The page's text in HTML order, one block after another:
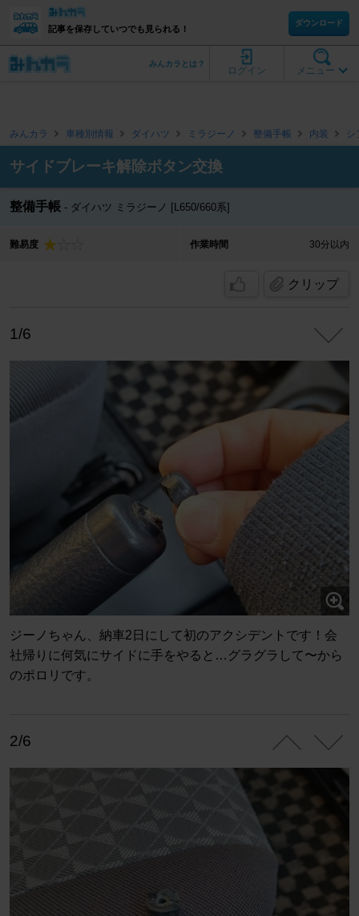
記事を保存していつでも見られる！
ダウンロード
メニュー
ログイン
みんカラとは？
みんカラ 車種別情報 ダイハツ ミラジーノ 整備手帳 内装 シ
サイドブレーキ解除ボタン交換
整備手帳 ダイハツ ミラジーノ [L650/660系]
難易度 作業時間 30分以内
クリップ
1/6
ジーノちゃん、納車2日にして初のアクシデントです！会
社帰りに何気にサイドに手をやると…グラグラして〜から
のポロリです。
2/6